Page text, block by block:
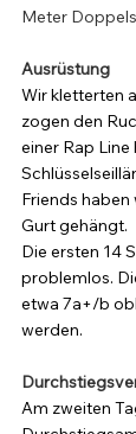
Meter
Ausrüstung
Wir kletterten
zogen den
einer Rap
Friends haben
Gurt gehängt.
Die ersten 14
problemlos.
etwa 7a+/b
werden.
Am zweiten